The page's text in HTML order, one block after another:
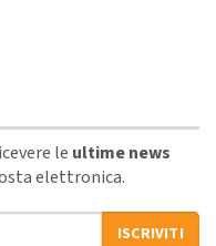
le ultime news
elettronica.
ISCRIVITI